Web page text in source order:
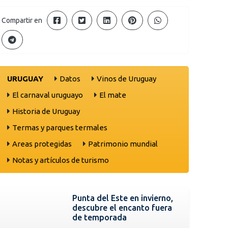
Compartir en
URUGUAY Datos
Vinos de Uruguay
El carnaval uruguayo
El mate
Historia de Uruguay
Termas y parques termales
Areas protegidas
Patrimonio mundial
Notas y artículos de turismo
Punta del Este en invierno,
descubre el encanto fuera
de temporada